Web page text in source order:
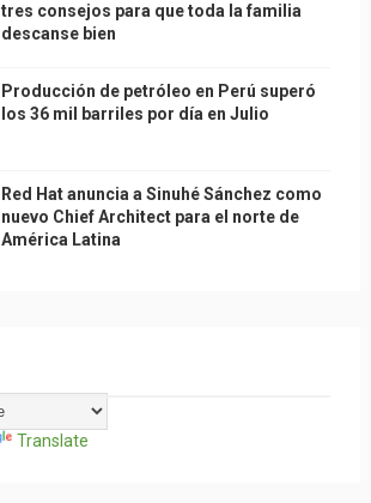
tres consejos para que toda la familia
descanse bien
Producción de petróleo en Perú superó
los 36 mil barriles por día en Julio
Red Hat anuncia a Sinuhé Sánchez como
nuevo Chief Architect para el norte de
América Latina
Translate